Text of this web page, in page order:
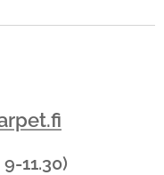
11.30)